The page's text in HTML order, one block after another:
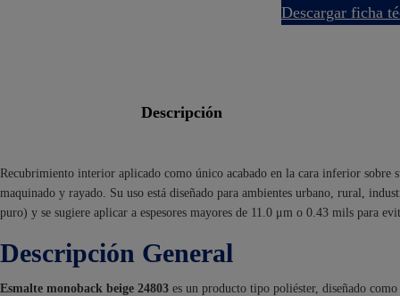
descargar ficha
descripción
Recubrimiento interior aplicado como único acabado en la cara inferior sobre
maquinado y rayado. Su uso está diseñado para ambientes urbano, rural,
puro) y se sugiere aplicar a espesores mayores de 11.0 μm o 0.43 mils para
Descripción General
Esmalte monoback beige 24803 es un producto tipo poliéster, diseñado